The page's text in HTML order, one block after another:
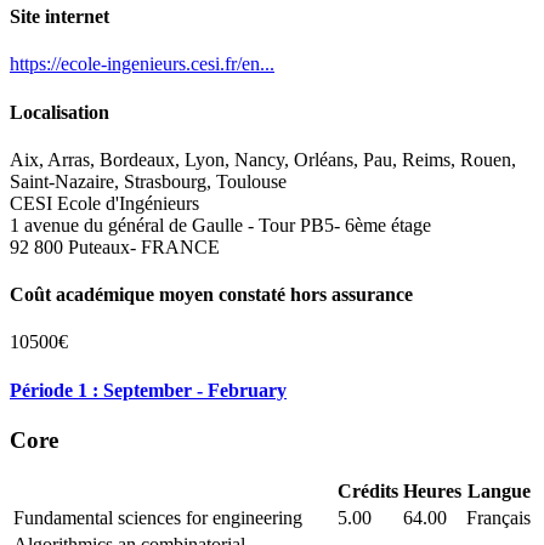
Site internet
https://ecole-ingenieurs.cesi.fr/en...
Localisation
Aix, Arras, Bordeaux, Lyon, Nancy, Orléans, Pau, Reims, Rouen,
Saint-Nazaire, Strasbourg, Toulouse
CESI Ecole d'Ingénieurs
1 avenue du général de Gaulle - Tour PB5- 6ème étage
92 800 Puteaux- FRANCE
Coût académique moyen constaté hors assurance
10500€
Période 1 : September - February
Core
Crédits Heures Langue
Fundamental sciences for engineering
5.00 64.00
Français